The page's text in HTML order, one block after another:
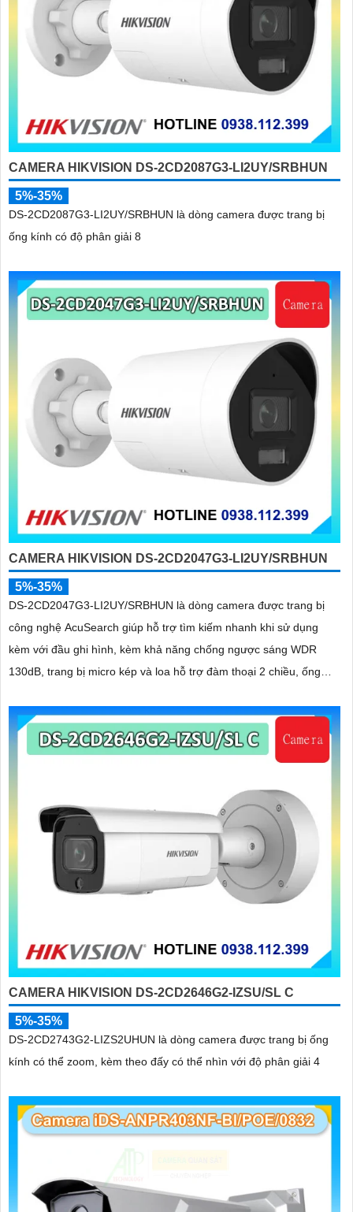
CAMERA HIKVISION DS-2CD2087G3-LI2UY/SRBHUN
5%-35%
DS-2CD2087G3-LI2UY/SRBHUN là dòng camera được trang bị
ống kính có độ phân giải 8
CAMERA HIKVISION DS-2CD2047G3-LI2UY/SRBHUN
5%-35%
DS-2CD2047G3-LI2UY/SRBHUN là dòng camera được trang bị
công nghệ AcuSearch giúp hỗ trợ tìm kiếm nhanh khi sử dụng
kèm với đầu ghi hình, kèm khả năng chống ngược sáng WDR
130dB, trang bị micro kép và loa hỗ trợ đàm thoại 2 chiều, ống
CAMERA HIKVISION DS-2CD2646G2-IZSU/SL C
5%-35%
DS-2CD2743G2-LIZS2UHUN là dòng camera được trang bị ống
kính có thể zoom, kèm theo đấy có thể nhìn với độ phân giải 4